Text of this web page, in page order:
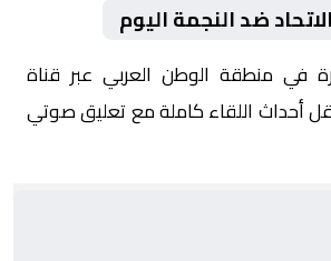
ضد النجمة اليوم
في منطقة الوطن العربي عبر قناة
يتم نقل أحداث اللقاء كاملة مع تعليق صوتي